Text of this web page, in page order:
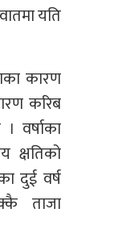
यति
कारण
करिब
वर्षाका
क्षतिको
दुई वर्ष
ताजा